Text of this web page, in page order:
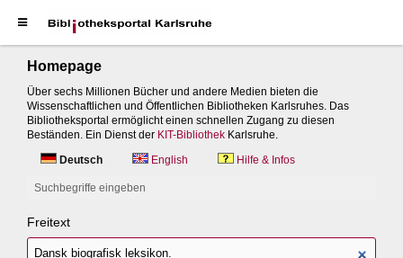
Homepage
Über sechs Millionen Bücher und andere Medien bieten die
Wissenschaftlichen und Öffentlichen Bibliotheken Karlsruhes. Das
Bibliotheksportal ermöglicht einen schnellen Zugang zu diesen
Beständen. Ein Dienst der KIT-Bibliothek Karlsruhe.
Deutsch
English Hilfe & Infos
Suchbegriffe eingeben
Freitext